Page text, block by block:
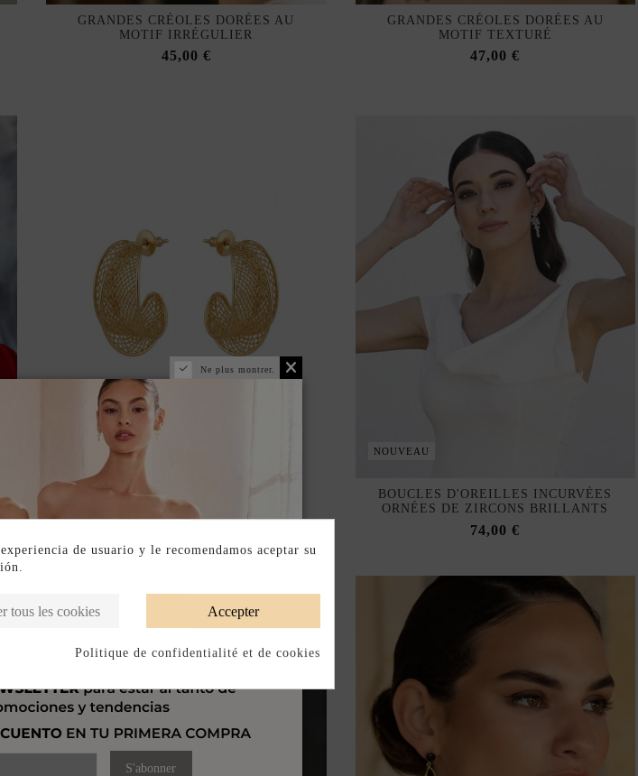
GRANDES CRÉOLES DORÉES AU
MOTIF IRRÉGULIER
45,00 €
GRANDES CRÉOLES DORÉES AU
MOTIF TEXTURÉ
47,00 €
NOUVEAU
GRANDES CRÉOLES DORÉES
INCURVÉES AVEC UN MOTIF EN
TREILLIS
53,00 €
NOUVEAU
BOUCLES D'OREILLES INCURVÉES
ORNÉES DE ZIRCONS BRILLANTS
74,00 €
Ne plus montrer.
S'abonner
de usuario y le recomendamos aceptar su
Accepter
tous les cookies
Politique de confidentialité et de cookies